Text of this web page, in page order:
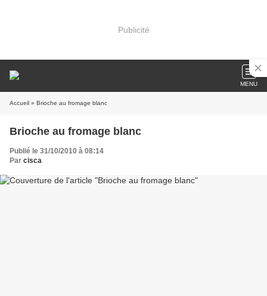
Publicité
MENU
Accueil » Brioche au fromage blanc
Brioche au fromage blanc
Publié le 31/10/2010 à 08:14
Par cisca